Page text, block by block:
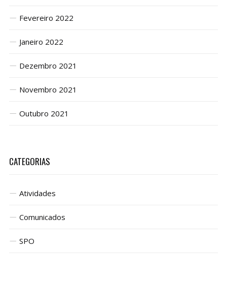
Fevereiro 2022
Janeiro 2022
Dezembro 2021
Novembro 2021
Outubro 2021
CATEGORIAS
Atividades
Comunicados
SPO